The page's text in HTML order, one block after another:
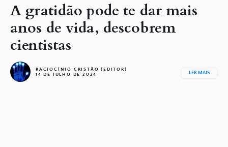
A gratidão pode te dar mais
anos de vida, descobrem
cientistas
RACIOCÍNIO CRISTÃO (EDITOR)
14 DE JULHO DE 2024
LER MAIS